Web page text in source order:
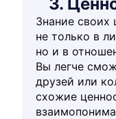
Знание своих
не только в
но и в
Вы легче
друзей или
схожие